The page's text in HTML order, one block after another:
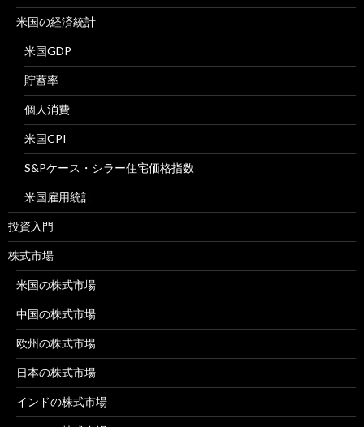
米国の経済統計
米国GDP
貯蓄率
個人消費
米国CPI
S&Pケース・シラー住宅価格指数
米国雇用統計
投資入門
株式市場
米国の株式市場
中国の株式市場
欧州の株式市場
日本の株式市場
インドの株式市場